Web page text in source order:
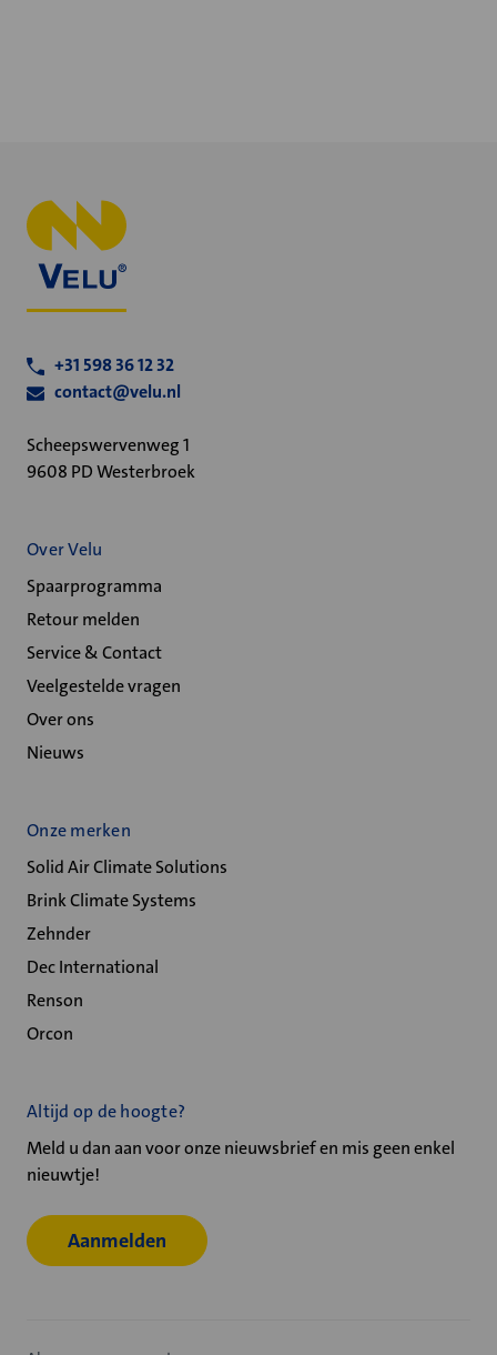
+31 598 36 12 32
contact@velu.nl
Scheepswervenweg 1
9608 PD Westerbroek
Over Velu
Spaarprogramma
Retour melden
Service & Contact
Veelgestelde vragen
Over ons
Nieuws
Onze merken
Solid Air Climate Solutions
Brink Climate Systems
Zehnder
Dec International
Renson
Orcon
Altijd op de hoogte?
Meld u dan aan voor onze nieuwsbrief en mis geen enkel
nieuwtje!
Aanmelden